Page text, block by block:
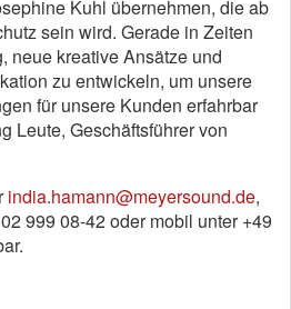
Kuhl übernehmen, die ab
sein wird. Gerade in Zeiten
neue kreative Ansätze und
zu entwickeln, um unsere
für unsere Kunden erfahrbar
Leute, Geschäftsführer von
india.hamann@meyersound.de,
999 08-42 oder mobil unter +49